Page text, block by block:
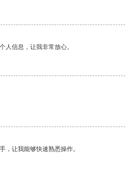
人信息，让我非常放心。
，让我能够快速熟悉操作。